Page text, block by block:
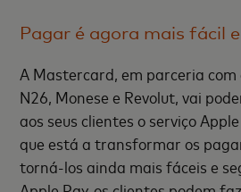
Pagar é agora mais fácil
A Mastercard, em parceria
N26, Monese e Revolut, vai
aos seus clientes o serviço
que está a transformar os
torná-los ainda mais fáceis e